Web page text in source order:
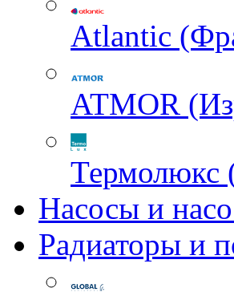
Atlantic
ATMOR
Термолюкс
Насосы и
Радиаторы и